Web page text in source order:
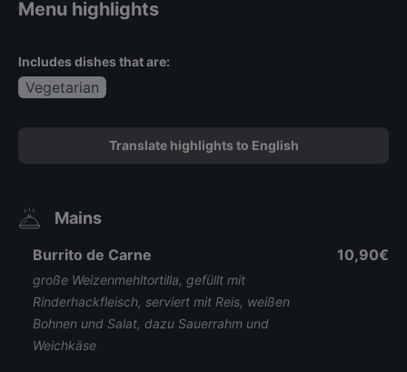
Menu highlights
Includes dishes that are:
Vegetarian
Translate highlights to English
Mains
Burrito de Carne
große Weizenmehltortilla, gefüllt mit
Rinderhackfleisch, serviert mit Reis, weißen
Bohnen und Salat, dazu Sauerrahm und
Weichkäse
10,90€